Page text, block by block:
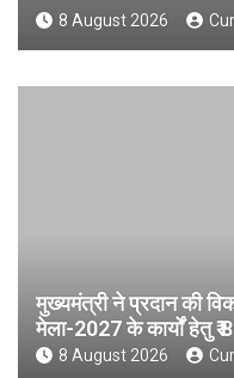
8 August 2026
मुख्यमंत्री ने प्रदान की
मेला-2027 के कार्यों हेतु ₹
8 August 2026